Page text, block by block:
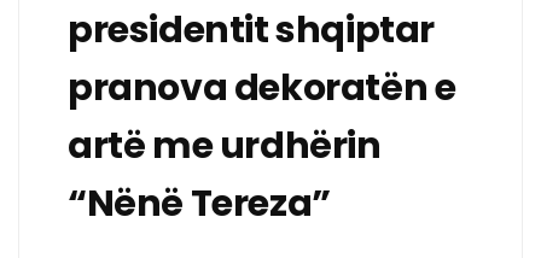
presidentit shqiptar
pranova dekoratën e
artë me urdhërin
“Nënë Tereza”